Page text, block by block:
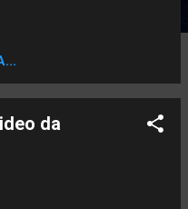
de seu selo
E num dos
conheci a rapsody
tudo que ela lançou. 7
é pouco, mas é bom
com aquela vontade de
da